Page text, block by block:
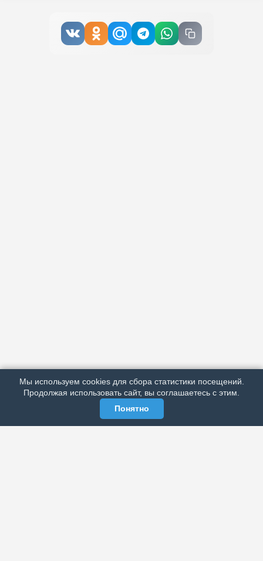
РЕКЛАМА У НАС
МЫ В СОЦСЕТЯХ
Мы используем cookies для сбора статистики посещений.
Продолжая использовать сайт, вы соглашаетесь с этим.
Понятно